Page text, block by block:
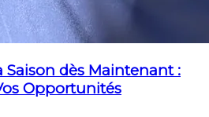
Saison dès Maintenant :
Opportunités